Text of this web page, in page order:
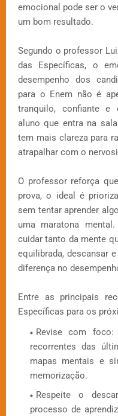
emocional pode ser o
um bom resultado.
Segundo o professor
das Específicas, o
desempenho dos
para o Enem não é
tranquilo, confiante e
aluno que entra na
tem mais clareza para
atrapalhar com o
O professor reforça
prova, o ideal é
sem tentar aprender
uma maratona
cuidar tanto da mente
equilibrada, descansar
diferença no
Entre as principais
Específicas para os
Revise com foco:
recorrentes das
mapas mentais e
memorização.
Respeite o
processo de